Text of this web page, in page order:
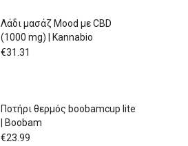
Λάδι μασάζ Mood με CBD
(1000 mg) | Kannabio
€31.31
Ποτήρι θερμός boobamcup lite
| Boobam
€23.99